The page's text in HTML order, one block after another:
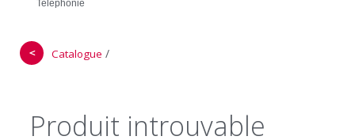
Telephonie
＜ Catalogue /
Produit introuvable